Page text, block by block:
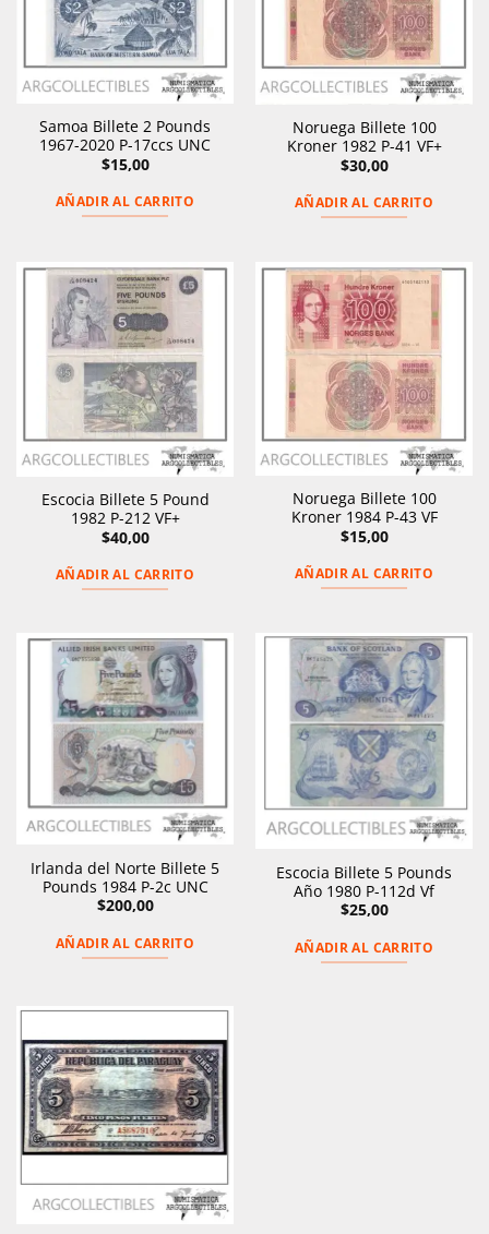
Samoa Billete 2 Pounds
1967-2020 P-17ccs UNC
$15,00
AÑADIR AL CARRITO
Noruega Billete 100
Kroner 1982 P-41 VF+
$30,00
AÑADIR AL CARRITO
Escocia Billete 5 Pound
1982 P-212 VF+
$40,00
AÑADIR AL CARRITO
Noruega Billete 100
Kroner 1984 P-43 VF
$15,00
AÑADIR AL CARRITO
Irlanda del Norte Billete 5
Pounds 1984 P-2c UNC
$200,00
AÑADIR AL CARRITO
Escocia Billete 5 Pounds
Año 1980 P-112d Vf
$25,00
AÑADIR AL CARRITO